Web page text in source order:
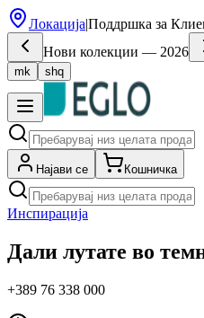
Локација|Поддршка за
Нови колекции — 2026
mk shq
Најави се Кошничка
Инспирација
Дали лутате во
+389 76 338 000